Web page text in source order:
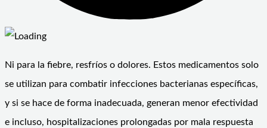
Ni para la fiebre, resfríos o dolores. Estos medicamentos solo
se utilizan para combatir infecciones bacterianas específicas,
y si se hace de forma inadecuada, generan menor efectividad
e incluso, hospitalizaciones prolongadas por mala respuesta